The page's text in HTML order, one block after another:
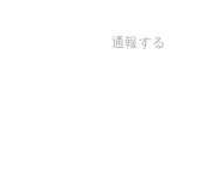
通報する